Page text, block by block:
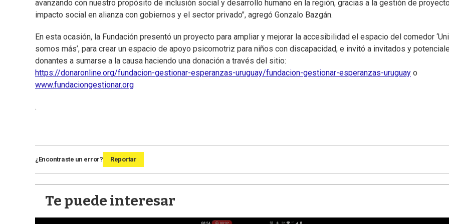
avanzando con nuestro propósito de inclusión social y desarrollo humano en la región, gracias a la gestión de
impacto social en alianza con gobiernos y el sector privado", agregó Gonzalo Bazgán.
En esta ocasión, la Fundación presentó un proyecto para ampliar y mejorar la accesibilidad el espacio del comedor
somos más’, para crear un espacio de apoyo psicomotriz para niños con discapacidad, e invitó a invitados y
donantes a sumarse a la causa haciendo una donación a través del sitio:
https://donaronline.org/fundacion-gestionar-esperanzas-uruguay/fundacion-gestionar-esperanzas-uruguay o
www.fundaciongestionar.org
.
¿Encontraste un error? Reportar
Te puede interesar